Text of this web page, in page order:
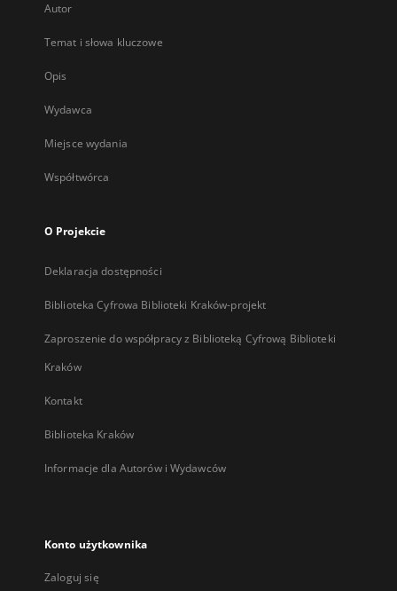
Autor
Temat i słowa kluczowe
Opis
Wydawca
Miejsce wydania
Współtwórca
O Projekcie
Deklaracja dostępności
Biblioteka Cyfrowa Biblioteki Kraków-projekt
Zaproszenie do współpracy z Biblioteką Cyfrową Biblioteki
Kraków
Kontakt
Biblioteka Kraków
Informacje dla Autorów i Wydawców
Konto użytkownika
Zaloguj się